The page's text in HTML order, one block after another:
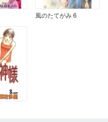
風のたてがみ 6